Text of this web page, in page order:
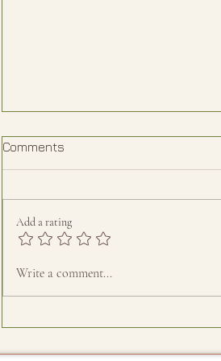
Comments
Add a rating
Write a comment...